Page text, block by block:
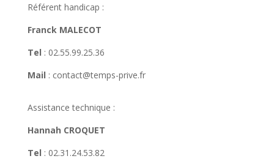
Référent handicap :
Franck MALECOT
Tel : 02.55.99.25.36
Mail : contact@temps-prive.fr
Assistance technique :
Hannah CROQUET
Tel : 02.31.24.53.82